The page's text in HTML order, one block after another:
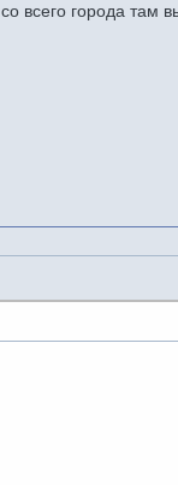
всего города там